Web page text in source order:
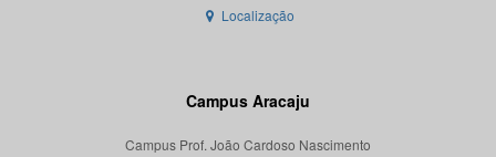
Localização
Campus Aracaju
Campus Prof. João Cardoso Nascimento